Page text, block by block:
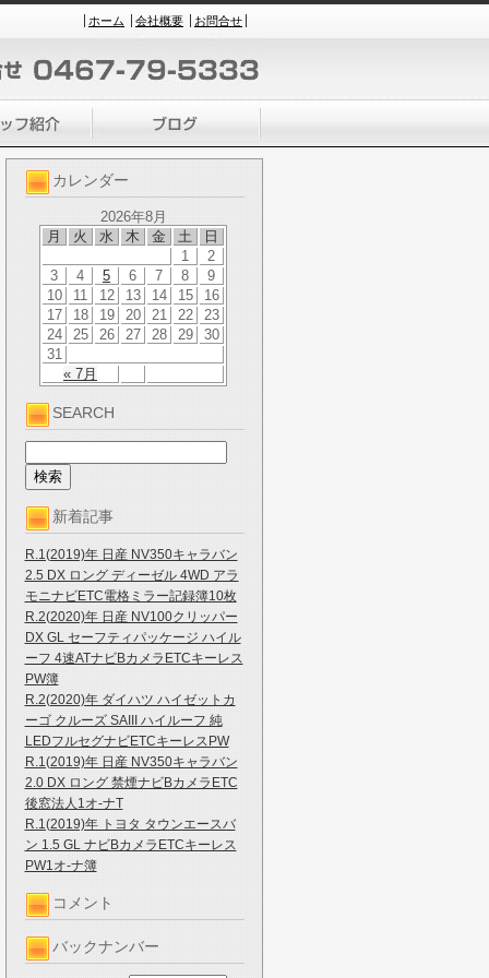
ホーム 会社概要 お問合せ
カレンダー
2026年8月
月
火 水 木 金 土 日
« 7月
1
2
3
4 5 6 7 8
9
10
11 12 13 14 15
16
17
18 19 20 21 22
23
24
25 26 27 28 29
30
31
SEARCH
新着記事
R.1(2019)年 日産 NV350キャラバン
2.5 DX ロング ディーゼル 4WD アラ
モニナビETC電格ミラー記録簿10枚
R.2(2020)年 日産 NV100クリッパー
DX GL セーフティパッケージ ハイル
ーフ 4速ATナビBカメラETCキーレス
PW簿
R.2(2020)年 ダイハツ ハイゼットカ
ーゴ クルーズ SAIII ハイルーフ 純
LEDフルセグナビETCキーレスPW
R.1(2019)年 日産 NV350キャラバン
2.0 DX ロング 禁煙ナビBカメラETC
後窓法人1オ-ナT
R.1(2019)年 トヨタ タウンエースバ
ン 1.5 GL ナビBカメラETCキーレス
PW1オ-ナ簿
コメント
バックナンバー